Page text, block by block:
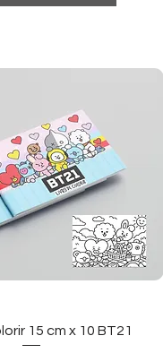
rápida
15 cm x 10 BT21